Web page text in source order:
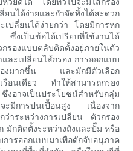
นได้ง่ายและกำจัดทิ้งได้สะดวก
ปลี่ยนได้ง่ายกว่า โดยมีการหก
งเป็นข้อได้เปรียบที่ใช้งานได้
องแบบตลับติดตั้งอยู่ภายในตัว
ละเปลี่ยนไส้กรอง การออกแบบ
รองมากขึ้น และมักมีตัวเลือก
รือนเดียว ทำให้สามารถกรอง
อาจเป็นประโยชน์สำหรับกลุ่ม
จะมีการปนเปื้อนสูง เนื่องจาก
าระหว่างการเปลี่ยน ตัวกรอง
มักติดตั้งระหว่างถังและปั๊ม หรือ
รออกแบบมาเพื่อดักจับอนุภาค